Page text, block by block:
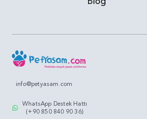
info@petyasam.com
WhatsApp Destek Hattı
(+90 850 840 90 36)